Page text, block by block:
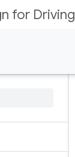
for Driving